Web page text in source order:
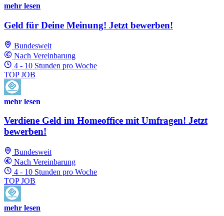
mehr lesen
Geld für Deine Meinung! Jetzt bewerben!
Bundesweit
Nach Vereinbarung
4 - 10 Stunden pro Woche
TOP JOB
mehr lesen
Verdiene Geld im Homeoffice mit Umfragen! Jetzt
bewerben!
Bundesweit
Nach Vereinbarung
4 - 10 Stunden pro Woche
TOP JOB
mehr lesen